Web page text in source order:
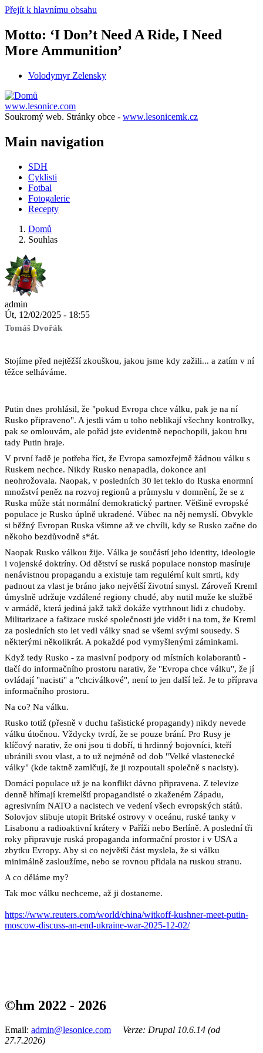
Přejít k hlavnímu obsahu
Motto: ‘I Don’t Need A Ride, I Need
More Ammunition’
Volodymyr Zelensky
www.lesonice.com
Soukromý web. Stránky obce - www.lesonicemk.cz
Main navigation
SDH
Cyklisti
Fotbal
Fotogalerie
Recepty
Domů
Souhlas
admin
Út, 12/02/2025 - 18:55
Tomáš Dvořák
Stojíme před nejtěžší zkouškou, jakou jsme kdy zažili... a zatím v ní
těžce selháváme.
Putin dnes prohlásil, že "pokud Evropa chce válku, pak je na ní
Rusko připraveno". A jestli vám u toho neblikají všechny kontrolky,
pak se omlouvám, ale pořád jste evidentně nepochopili, jakou hru
tady Putin hraje.
V první řadě je potřeba říct, že Evropa samozřejmě žádnou válku s
Ruskem nechce. Nikdy Rusko nenapadla, dokonce ani
neohrožovala. Naopak, v posledních 30 let teklo do Ruska enormní
množství peněz na rozvoj regionů a průmyslu v domnění, že se z
Ruska může stát normální demokratický partner. Většině evropské
populace je Rusko úplně ukradené. Vůbec na něj nemyslí. Obvykle
si běžný Evropan Ruska všimne až ve chvíli, kdy se Rusko začne do
někoho bezdůvodně s*át.
Naopak Rusko válkou žije. Válka je součástí jeho identity, ideologie
i vojenské doktríny. Od dětství se ruská populace nonstop masíruje
nenávistnou propagandu a existuje tam regulérní kult smrti, kdy
padnout za vlast je bráno jako největší životní smysl. Zároveň Kreml
úmyslně udržuje vzdálené regiony chudé, aby nutil muže ke službě
v armádě, která jediná jakž takž dokáže vytrhnout lidi z chudoby.
Militarizace a fašizace ruské společnosti jde vidět i na tom, že Kreml
za posledních sto let vedl války snad se všemi svými sousedy. S
některými několikrát. A pokaždé pod vymyšlenými záminkami.
Když tedy Rusko - za masivní podpory od místních kolaborantů -
tlačí do informačního prostoru narativ, že "Evropa chce válku", že jí
ovládají "nacisti" a "chciválkové", není to jen další lež. Je to příprava
informačního prostoru.
Na co? Na válku.
Rusko totiž (přesně v duchu fašistické propagandy) nikdy nevede
válku útočnou. Vždycky tvrdí, že se pouze brání. Pro Rusy je
klíčový narativ, že oni jsou ti dobří, ti hrdinný bojovníci, kteří
ubránili svou vlast, a to už nejméně od dob "Velké vlastenecké
války" (kde taktně zamlčují, že ji rozpoutali společně s nacisty).
Domácí populace už je na konflikt dávno připravena. Z televize
denně hřímají kremelští propagandisté o zkaženém Západu,
agresivním NATO a nacistech ve vedení všech evropských států.
Solovjov slibuje utopit Britské ostrovy v oceánu, ruské tanky v
Lisabonu a radioaktivní krátery v Paříži nebo Berlíně. A poslední tři
roky připravuje ruská propaganda informační prostor i v USA a
zbytku Evropy. Aby si co největší část myslela, že si válku
minimálně zasloužíme, nebo se rovnou přidala na ruskou stranu.
A co děláme my?
Tak moc válku nechceme, až ji dostaneme.
https://www.reuters.com/world/china/witkoff-kushner-meet-putin-
moscow-discuss-an-end-ukraine-war-2025-12-02/
©hm 2022 - 2026
Email: admin@lesonice.com
Verze: Drupal 10.6.14 (od
27.7.2026)